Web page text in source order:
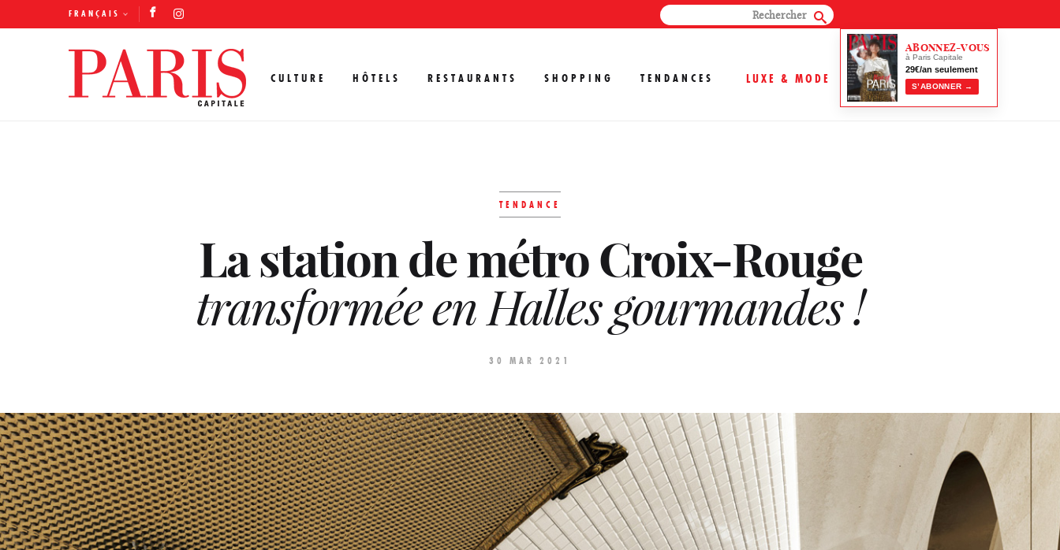
FRANÇAIS
CULTURE HÔTELS RESTAURANTS SHOPPING TENDANCES LUXE & MODE
ABONNEZ-VOUS
à Paris Capitale
29€/an seulement
S’ABONNER →
TENDANCE
La station de métro Croix-Rouge
transformée en Halles gourmandes !
30 MAR 2021